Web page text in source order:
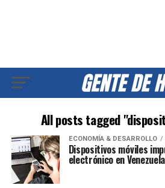
All posts tagged
ECONOMÍA & DESARROLLO
Dispositivos móviles
electrónico en Venezuela